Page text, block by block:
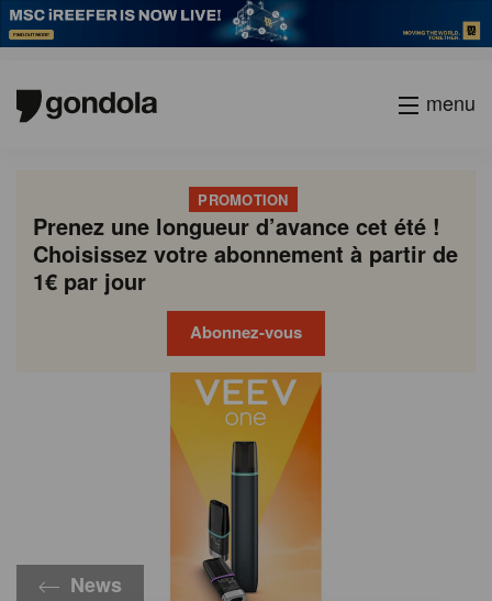
menu
PROMOTION
Prenez une longueur d’avance cet été !
Choisissez votre abonnement à partir de
1€ par jour
Abonnez-vous
News